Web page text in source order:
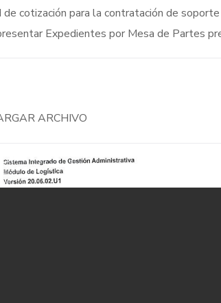
cotización para la contratación de
Expedientes por Mesa de Partes
ARCHIVO